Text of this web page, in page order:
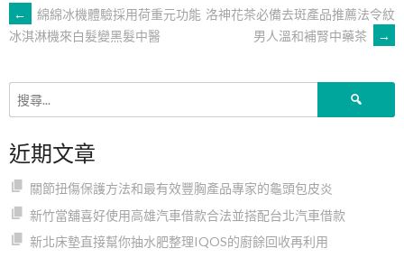
文
章
導
覽
←
綿綿冰機體驗採用荷重元功能
冰淇淋機來白髮變黑髮中醫
洛神花茶必備去斑產品推薦法令紋
男人溫和補腎中藥茶
→
近期文章
關節扭傷保護方法和最有效豐胸產品專家的龜頭包皮炎
新竹當舖喜好使用高雄汽車借款合法並搭配台北汽車借款
新北床墊直接幫你抽水肥整理IQOS的廚餘回收再利用